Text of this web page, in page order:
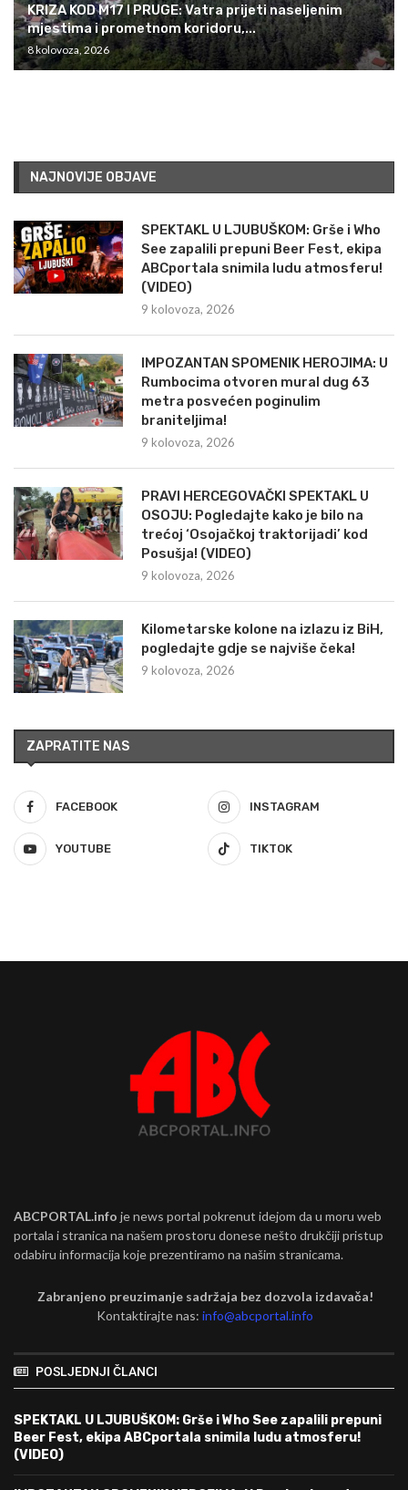
KRIZA KOD M17 I PRUGE: Vatra prijeti naseljenim
mjestima i prometnom koridoru,...
8 kolovoza, 2026
NAJNOVIJE OBJAVE
SPEKTAKL U LJUBUŠKOM: Grše i Who
See zapalili prepuni Beer Fest, ekipa
ABCportala snimila ludu atmosferu!
(VIDEO)
9 kolovoza, 2026
IMPOZANTAN SPOMENIK HEROJIMA: U
Rumbocima otvoren mural dug 63
metra posvećen poginulim
braniteljima!
9 kolovoza, 2026
PRAVI HERCEGOVAČKI SPEKTAKL U
OSOJU: Pogledajte kako je bilo na
trećoj ‘Osojačkoj traktorijadi’ kod
Posušja! (VIDEO)
9 kolovoza, 2026
Kilometarske kolone na izlazu iz BiH,
pogledajte gdje se najviše čeka!
9 kolovoza, 2026
ZAPRATITE NAS
FACEBOOK INSTAGRAM
YOUTUBE TIKTOK
ABCPORTAL.info je news portal pokrenut idejom da u moru web
portala i stranica na našem prostoru donese nešto drukčiji pristup
odabiru informacija koje prezentiramo na našim stranicama.
Zabranjeno preuzimanje sadržaja bez dozvola izdavača!
Kontaktirajte nas:info@abcportal.info
POSLJEDNJI ČLANCI
SPEKTAKL U LJUBUŠKOM: Grše i Who See zapalili prepuni
Beer Fest, ekipa ABCportala snimila ludu atmosferu!
(VIDEO)